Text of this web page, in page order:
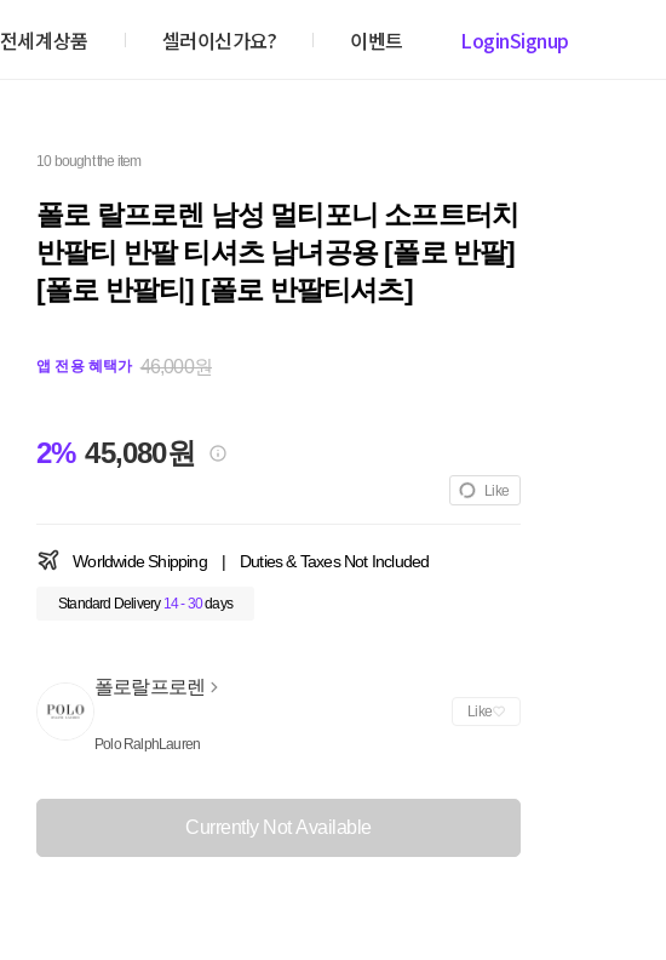
전세계상품 셀러이신가요? 이벤트 LoginSignup
10 bought the item
폴로 랄프로렌 남성 멀티포니 소프트터치
반팔티 반팔 티셔츠 남녀공용 [폴로 반팔]
[폴로 반팔티] [폴로 반팔티셔츠]
앱 전용 혜택가 46,000원
2% 45,080원
Like
Worldwide Shipping | Duties & Taxes Not Included
Standard Delivery 14 - 30days
폴로랄프로렌
Polo RalphLauren
Like
Currently Not Available